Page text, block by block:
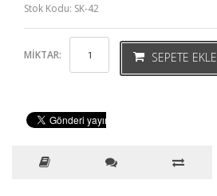
Stok Kodu: SK-42
MIKTAR: SEPETE EKLE